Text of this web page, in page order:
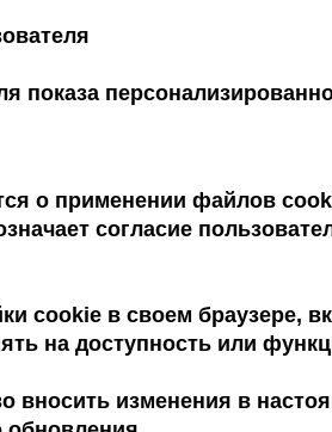
показа
о применении файлов
согласие
cookie в своем браузере,
на доступность или
вносить изменения в